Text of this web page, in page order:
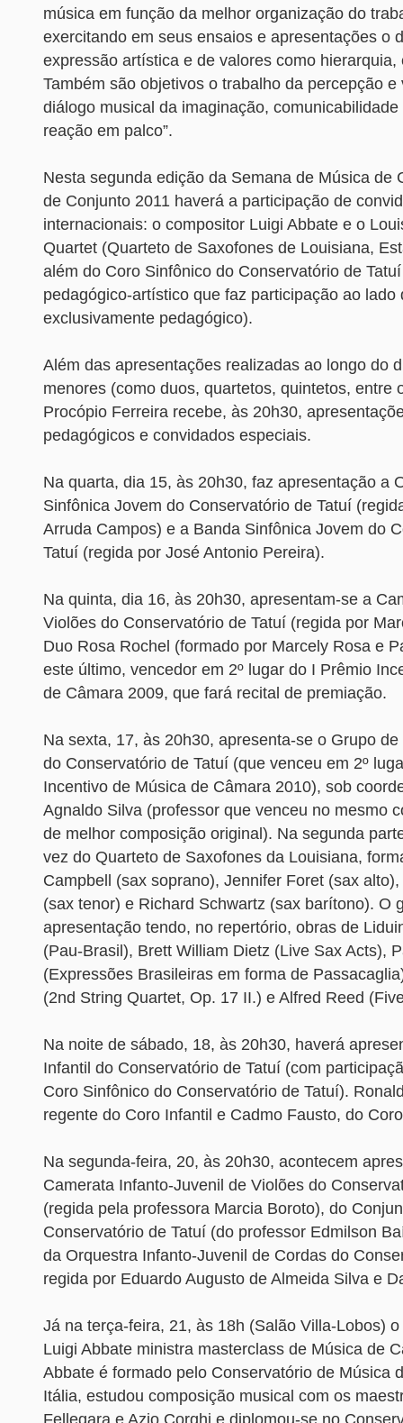
música em função da melhor organização do
exercitando em seus ensaios e apresentações o
expressão artística e de valores como hierarquia,
Também são objetivos o trabalho da percepção e
diálogo musical da imaginação,
reação em palco”.
Nesta segunda edição da Semana de Música de
de Conjunto 2011 haverá a participação de
internacionais: o compositor Luigi Abbate e o
Quartet (Quarteto de Saxofones de Louisiana,
além do Coro Sinfônico do Conservatório de
pedagógico-artístico que faz participação ao lado
exclusivamente pedagógico).
Além das apresentações realizadas ao longo do
menores (como duos, quartetos, quintetos, entre
Procópio Ferreira recebe, às 20h30,
pedagógicos e convidados especiais.
Na quarta, dia 15, às 20h30, faz apresentação a
Sinfônica Jovem do Conservatório de Tatuí
Arruda Campos) e a Banda Sinfônica Jovem do
Tatuí (regida por José Antonio Pereira).
Na quinta, dia 16, às 20h30, apresentam-se a
Violões do Conservatório de Tatuí (regida por
Duo Rosa Rochel (formado por Marcely Rosa e
este último, vencedor em 2º lugar do I Prêmio
de Câmara 2009, que fará recital de premiação.
Na sexta, 17, às 20h30, apresenta-se o Grupo
do Conservatório de Tatuí (que venceu em 2º
Incentivo de Música de Câmara 2010), sob
Agnaldo Silva (professor que venceu no mesmo
de melhor composição original). Na segunda
vez do Quarteto de Saxofones da Louisiana,
Campbell (sax soprano), Jennifer Foret (sax
(sax tenor) e Richard Schwartz (sax barítono). O
apresentação tendo, no repertório, obras de
(Pau-Brasil), Brett William Dietz (Live Sax Acts),
(Expressões Brasileiras em forma de
(2nd String Quartet, Op. 17 II.) e Alfred Reed
Na noite de sábado, 18, às 20h30, haverá
Infantil do Conservatório de Tatuí (com
Coro Sinfônico do Conservatório de Tatuí).
regente do Coro Infantil e Cadmo Fausto, do
Na segunda-feira, 20, às 20h30, acontecem
Camerata Infanto-Juvenil de Violões do
(regida pela professora Marcia Boroto), do
Conservatório de Tatuí (do professor Edmilson
da Orquestra Infanto-Juvenil de Cordas do
regida por Eduardo Augusto de Almeida Silva e
Já na terça-feira, 21, às 18h (Salão Villa-Lobos)
Luigi Abbate ministra masterclass de Música de
Abbate é formado pelo Conservatório de Música
Itália, estudou composição musical com os
Fellegara e Azio Corghi e diplomou-se no